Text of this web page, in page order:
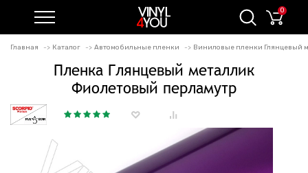
0
Главная Каталог Автомобильные пленки Виниловые пленки Глянцевый
Пленка Глянцевый металлик
Фиолетовый перламутр